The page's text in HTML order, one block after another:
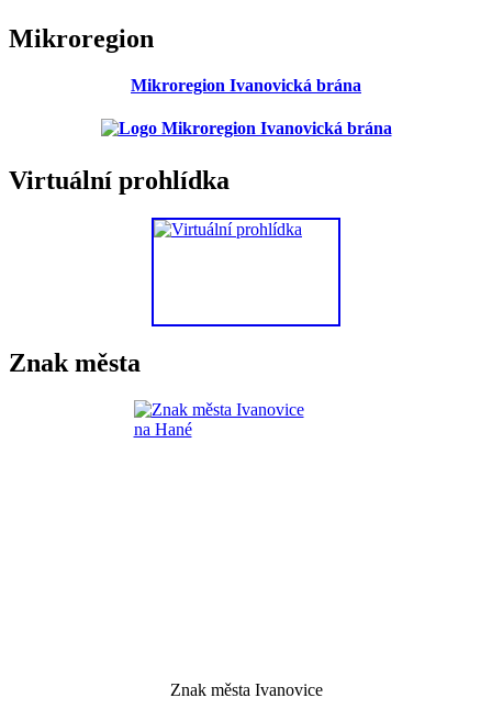
Mikroregion
Mikroregion Ivanovická brána
Virtuální prohlídka
Znak města
Znak města Ivanovice